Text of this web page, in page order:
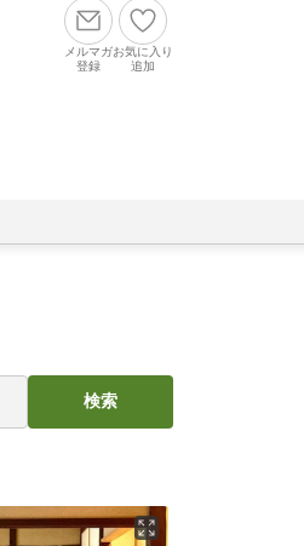
メルマガ
登録
お気に入り
追加
検索